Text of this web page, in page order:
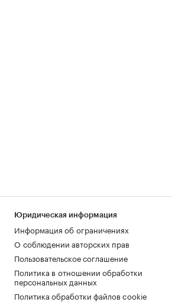
Юридическая информация
Информация об ограничениях
О соблюдении авторских прав
Пользовательское соглашение
Политика в отношении обработки
персональных данных
Политика обработки файлов cookie